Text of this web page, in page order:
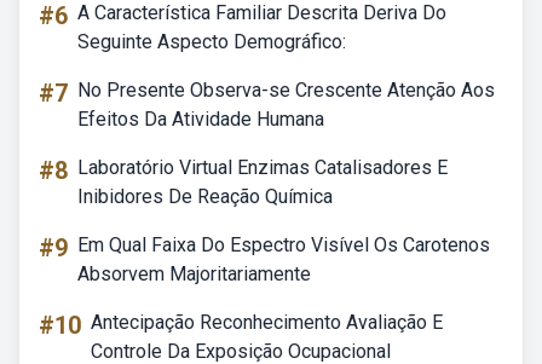
#6 A Característica Familiar Descrita Deriva Do
Seguinte Aspecto Demográfico:
#7 No Presente Observa-se Crescente Atenção Aos
Efeitos Da Atividade Humana
#8 Laboratório Virtual Enzimas Catalisadores E
Inibidores De Reação Química
#9 Em Qual Faixa Do Espectro Visível Os Carotenos
Absorvem Majoritariamente
#10 Antecipação Reconhecimento Avaliação E
Controle Da Exposição Ocupacional